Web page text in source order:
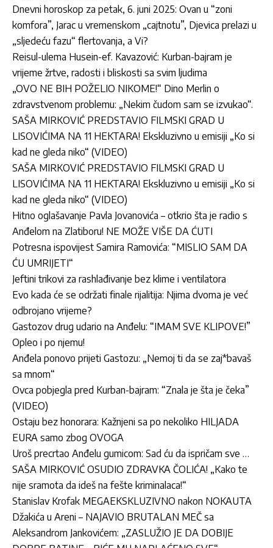
Dnevni horoskop za petak, 6. juni 2025: Ovan u “zoni
komfora”, Jarac u vremenskom „cajtnotu”, Djevica prelazi u
„sljedeću fazu“ flertovanja, a Vi?
Reisul-ulema Husein-ef. Kavazović: Kurban-bajram je
vrijeme žrtve, radosti i bliskosti sa svim ljudima
„OVO NE BIH POŽELIO NIKOME!“ Dino Merlin o
zdravstvenom problemu: „Nekim čudom sam se izvukao“.
SAŠA MIRKOVIĆ PREDSTAVIO FILMSKI GRAD U
LISOVIĆIMA NA 11 HEKTARA! Ekskluzivno u emisiji „Ko si
kad ne gleda niko“ (VIDEO)
SAŠA MIRKOVIĆ PREDSTAVIO FILMSKI GRAD U
LISOVIĆIMA NA 11 HEKTARA! Ekskluzivno u emisiji „Ko si
kad ne gleda niko“ (VIDEO)
Hitno oglašavanje Pavla Jovanovića – otkrio šta je radio s
Anđelom na Zlatiboru! NE MOŽE VIŠE DA ĆUTI
Potresna ispovijest Samira Ramovića: “MISLIO SAM DA
ĆU UMRIJETI“
Jeftini trikovi za rashlađivanje bez klime i ventilatora
Evo kada će se održati finale rijalitija: Njima dvoma je već
odbrojano vrijeme?
Gastozov drug udario na Anđelu: “IMAM SVE KLIPOVE!”
Opleo i po njemu!
Anđela ponovo prijeti Gastozu: „Nemoj ti da se zaj*bavaš
sa mnom“
Ovca pobjegla pred Kurban-bajram: “Znala je šta je čeka”
(VIDEO)
Ostaju bez honorara: Kažnjeni sa po nekoliko HILJADA
EURA samo zbog OVOGA
Uroš precrtao Anđelu gumicom: Sad ću da ispričam sve …
SAŠA MIRKOVIĆ OSUDIO ZDRAVKA ČOLIĆA! „Kako te
nije sramota da ideš na fešte kriminalaca!“
Stanislav Krofak MEGAEKSKLUZIVNO nakon NOKAUTA
Džakića u Areni – NAJAVIO BRUTALAN MEČ sa
Aleksandrom Jankovićem: „ZASLUŽIO JE DA DOBIJE